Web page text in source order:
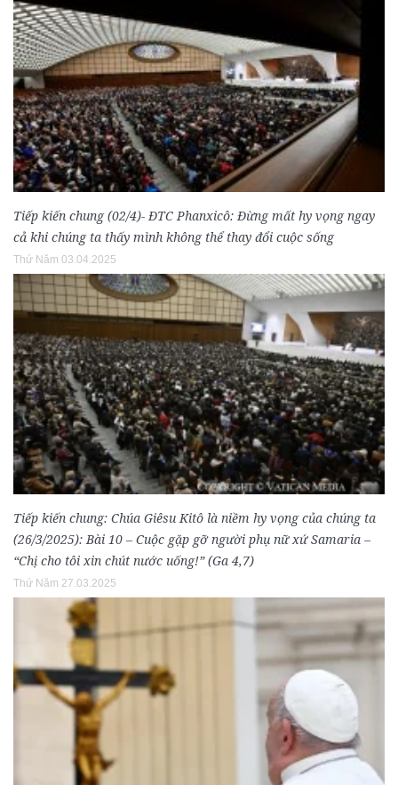
Tiếp kiến chung (02/4)- ĐTC Phanxicô: Đừng mất hy vọng ngay
cả khi chúng ta thấy mình không thể thay đổi cuộc sống
Thứ Năm 03.04.2025
Tiếp kiến chung: Chúa Giêsu Kitô là niềm hy vọng của chúng ta
(26/3/2025): Bài 10 – Cuộc gặp gỡ người phụ nữ xứ Samaria –
“Chị cho tôi xin chút nước uống!” (Ga 4,7)
Thứ Năm 27.03.2025